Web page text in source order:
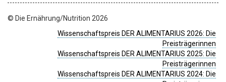
© Die Ernährung/Nutrition 2026
Wissenschaftspreis DER ALIMENTARIUS 2026: Die
Preisträgerinnen
Wissenschaftspreis DER ALIMENTARIUS 2025: Die
Preisträgerinnen
Wissenschaftspreis DER ALIMENTARIUS 2024: Die